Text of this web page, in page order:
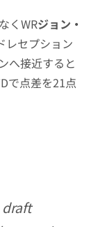
くWRジョン・
レセプション
へ接近すると
で点差を21点